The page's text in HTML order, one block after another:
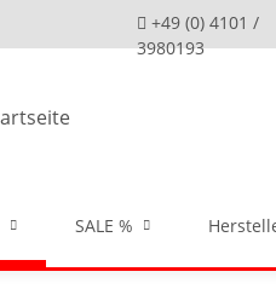
+49 (0) 4101 /
3980193
SALE %